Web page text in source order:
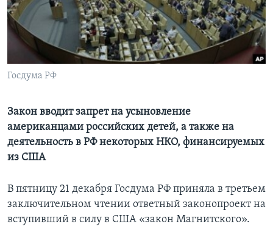
Learning English
СОЦИАЛЬНЫЕ СЕТИ
Языки
Госдума РФ
Закон вводит запрет на усыновление
американцами российских детей, а также на
деятельность в РФ некоторых НКО, финансируемых
из США
В пятницу 21 декабря Госдума РФ приняла в третьем
заключительном чтении ответный законопроект на
вступивший в силу в США «закон Магнитского».